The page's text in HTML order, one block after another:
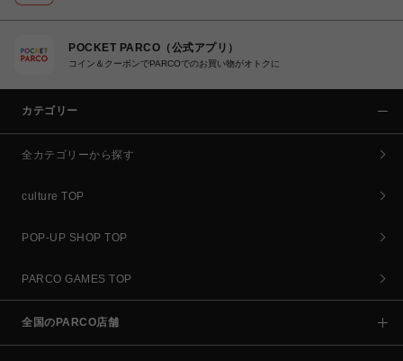
POCKET PARCO（公式アプリ）
コイン＆クーポンでPARCOでのお買い物がオトクに
カテゴリー
全カテゴリーから探す
culture TOP
POP-UP SHOP TOP
PARCO GAMES TOP
全国のPARCO店舗